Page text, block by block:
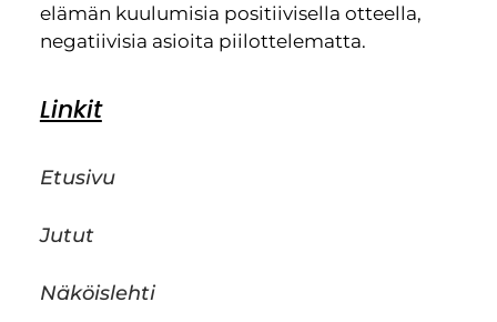
elämän kuulumisia positiivisella otteella,
negatiivisia asioita piilottelematta.
Linkit
Etusivu
Jutut
Näköislehti